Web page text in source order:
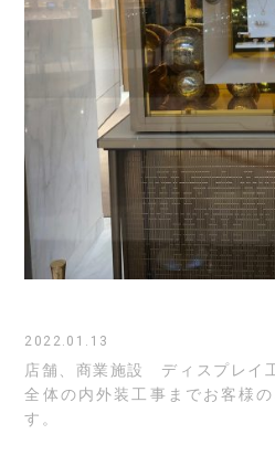
2022.01.13
店舗、商業施設 ディスプレイ
全体の内外装工事までお客様
す。